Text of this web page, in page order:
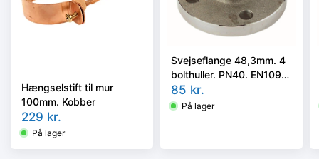
Hængselstift til mur
100mm. Kobber
229 kr.
På lager
Svejseflange 48,3mm. 4
bolthuller. PN40. EN1092-
1/11, P250GH
85 kr.
På lager